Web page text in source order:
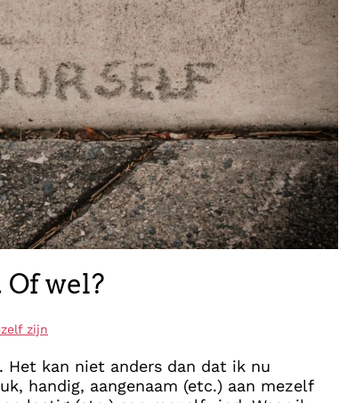
wel?
zijn
Het kan niet anders dan dat ik nu
handig, aangenaam (etc.) aan mezelf